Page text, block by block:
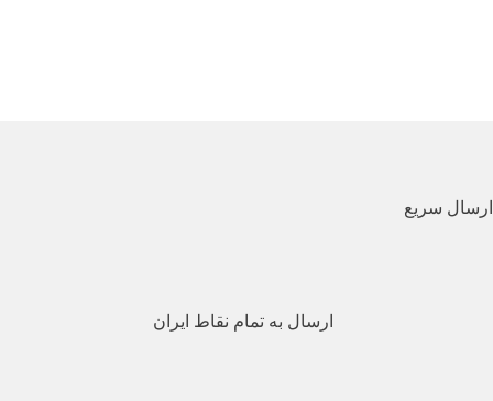
ارسال سریع
ارسال به تمام نقاط ایران